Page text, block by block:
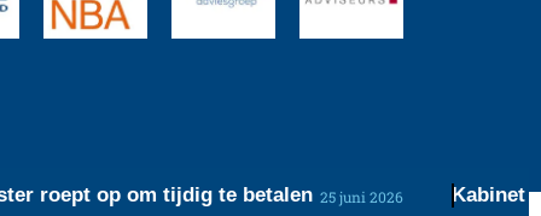
op om tijdig te betalen 25 juni 2026 Kabinet